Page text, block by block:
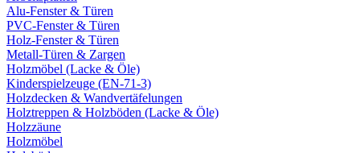
Alu-Fenster & Türen
PVC-Fenster & Türen
Holz-Fenster & Türen
Metall-Türen & Zargen
Holzmöbel (Lacke & Öle)
Kinderspielzeuge (EN-71-3)
Holzdecken & Wandvertäfelungen
Holztreppen & Holzböden (Lacke & Öle)
Holzzäune
Holzmöbel